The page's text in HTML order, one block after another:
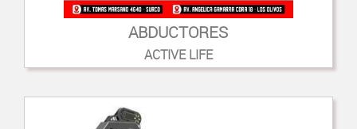
ABDUCTORES
ACTIVE LIFE